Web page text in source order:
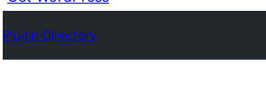
Plugin Directory